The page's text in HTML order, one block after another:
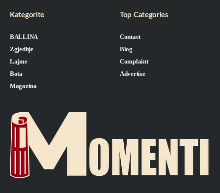
Kategorite
BALLINA
Zgjedhje
Lajme
Bota
Magazina
Top Categories
Contact
Blog
Complaint
Advertise